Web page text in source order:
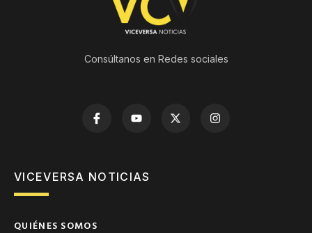
Consúltanos en Redes sociales
VICEVERSA NOTICIAS
QUIÉNES SOMOS